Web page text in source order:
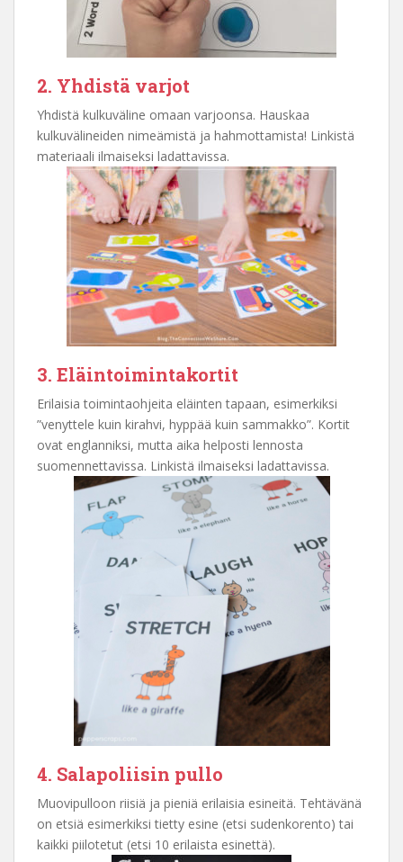
2. Yhdistä varjot
Yhdistä kulkuväline omaan varjoonsa. Hauskaa
kulkuvälineiden nimeämistä ja hahmottamista! Linkistä
materiaali ilmaiseksi ladattavissa.
3. Eläintoimintakortit
Erilaisia toimintaohjeita eläinten tapaan, esimerkiksi
”venyttele kuin kirahvi, hyppää kuin sammakko”. Kortit
ovat englanniksi, mutta aika helposti lennosta
suomennettavissa. Linkistä ilmaiseksi ladattavissa.
4. Salapoliisin pullo
Muovipulloon riisiä ja pieniä erilaisia esineitä. Tehtävänä
on etsiä esimerkiksi tietty esine (etsi sudenkorento) tai
kaikki piilotetut (etsi 10 erilaista esinettä).